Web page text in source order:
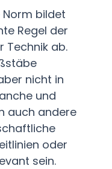
bildet
Regel der
Technik ab.
nicht in
und
auch andere
oder
sein.